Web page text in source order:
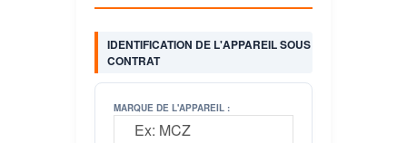
IDENTIFICATION DE L'APPAREIL SOUS
CONTRAT
MARQUE DE L'APPAREIL :